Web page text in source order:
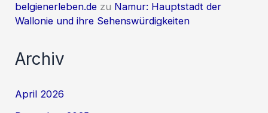
belgienerleben.de zu Namur: Hauptstadt der
Wallonie und ihre Sehenswürdigkeiten
Archiv
April 2026